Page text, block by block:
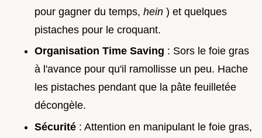
pour gagner du temps, hein ) et quelques
pistaches pour le croquant.
Organisation Time Saving : Sors le foie gras
à l'avance pour qu'il ramollisse un peu. Hache
les pistaches pendant que la pâte feuilletée
décongèle.
Sécurité : Attention en manipulant le foie gras,